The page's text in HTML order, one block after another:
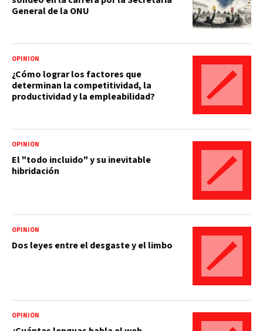
General de la ONU
OPINIÓN
¿Cómo lograr los factores que
determinan la competitividad, la
productividad y la empleabilidad?
OPINIÓN
El "todo incluido" y su inevitable
hibridación
OPINIÓN
Dos leyes entre el desgaste y el limbo
OPINIÓN